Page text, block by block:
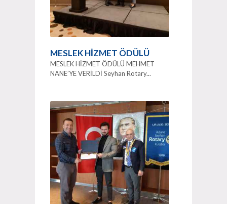
MESLEK HİZMET ÖDÜLÜ
MESLEK HİZMET ÖDÜLÜ MEHMET
NANE’YE VERİLDİ Seyhan Rotary...